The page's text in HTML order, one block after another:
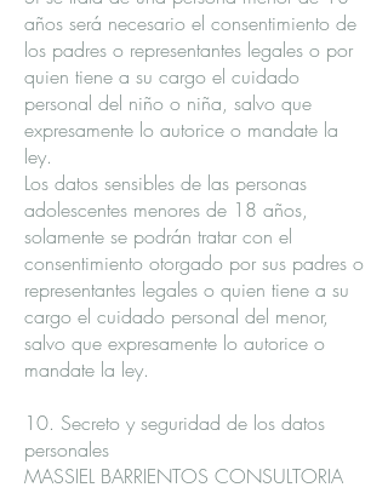
años será necesario el consentimiento de
los padres o representantes legales o por
quien tiene a su cargo el cuidado
personal del niño o niña, salvo que
expresamente lo autorice o mandate la
ley.
Los datos sensibles de las personas
adolescentes menores de 18 años,
solamente se podrán tratar con el
consentimiento otorgado por sus padres o
representantes legales o quien tiene a su
cargo el cuidado personal del menor,
salvo que expresamente lo autorice o
mandate la ley.
10. Secreto y seguridad de los datos
personales
MASSIEL BARRIENTOS CONSULTORIA